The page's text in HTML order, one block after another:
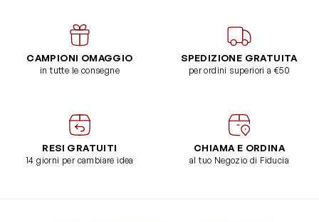
CAMPIONI OMAGGIO
in tutte le consegne
SPEDIZIONE GRATUITA
per ordini superiori a €50
RESI GRATUITI
14 giorni per cambiare idea
CHIAMA E ORDINA
al tuo Negozio di Fiducia